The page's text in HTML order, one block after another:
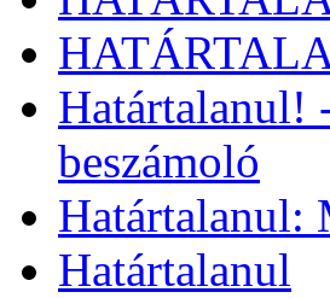
Határtalanul!
beszámoló
Határtalanul:
Határtalanul